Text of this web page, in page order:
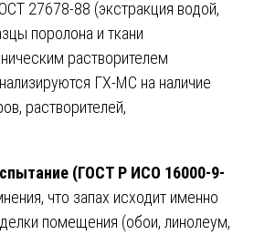
27678-88 (экстракция водой,
поролона и ткани
растворителем
ГХ-МС на наличие
растворителей,
(ГОСТ Р ИСО 16000-9-
что запах исходит именно
помещения (обои, линолеум,